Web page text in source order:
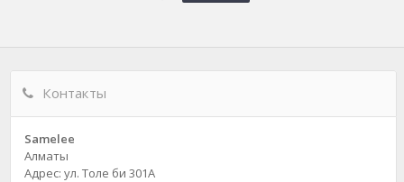
Контакты
Samelee
Алматы
Адрес: ул. Толе би 301А